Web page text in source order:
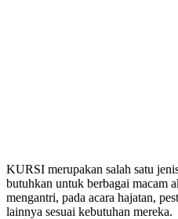
KURSI merupakan salah satu
butuhkan untuk berbagai macam
mengantri, pada acara hajatan,
lainnya sesuai kebutuhan mereka.